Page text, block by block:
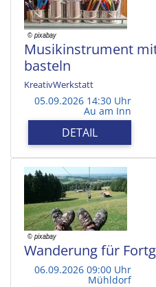
Musikinstrument
basteln
KreativWerkstatt
05.09.2026 14:30 Uhr
Au am Inn
DETAIL
Wanderung für
06.09.2026 09:00 Uhr
Mühldorf